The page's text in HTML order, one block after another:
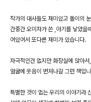
작가의 대사들도 재미있고 돌이의
간중간 오미자가 쓴 ,아기를 낳았을
어있어서 또다른 재미가 있습니다.
자극적인건 없지만 화장실에 앉아
얼굴에 웃음이 번져나갈 그런 책입
특별한 것이 없는 우리의 이야기라